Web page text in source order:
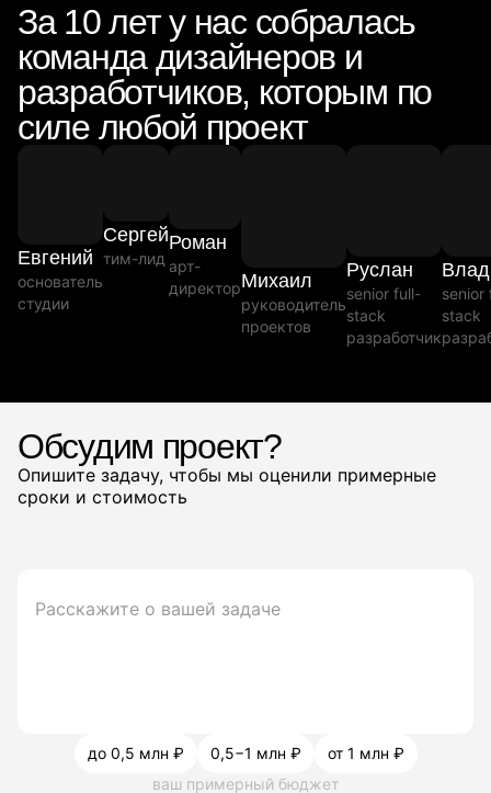
За 10 лет у нас собралась
команда дизайнеров и
разработчиков, которым по
силе любой проект
Евгений
основатель
студии
Сергей
тим-лид
Роман
арт-
директорМихаил
руководитель
проектов
Руслан
senior full-
stack
разработчик
senior
stack
Обсудим проект?
Опишите задачу, чтобы мы оценили примерные
сроки и стоимость
до 0,5 млн ₽ 0,5−1 млн ₽
от 1 млн ₽
ваш примерный бюджет